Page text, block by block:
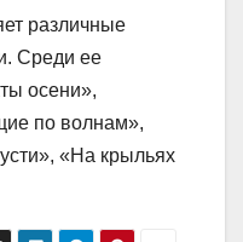
различные
Среди ее
осени»,
по волнам»,
«На крыльях